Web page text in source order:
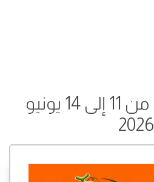
عروض نستو من 11 إلى 14 يونيو
2026